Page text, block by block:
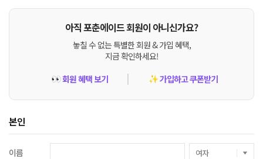
아직 포춘에이드 회원이 아니신가요?
놓칠 수 없는 특별한 회원 & 가입 혜택,
지금 확인하세요!
👀회원 혜택 보기 ✨가입하고 쿠폰받기
본인
이름